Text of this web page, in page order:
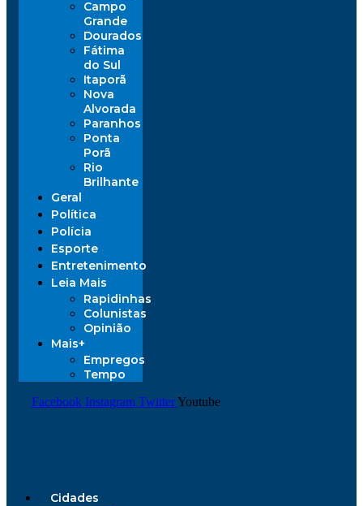
Campo
Grande
Dourados
Fátima
do Sul
Itaporã
Nova
Alvorada
Paranhos
Ponta
Porã
Rio
Brilhante
Geral
Política
Polícia
Esporte
Entretenimento
Leia Mais
Rapidinhas
Colunistas
Opinião
Mais+
Empregos
Tempo
Facebook Instagram Twitter Youtube
Cidades